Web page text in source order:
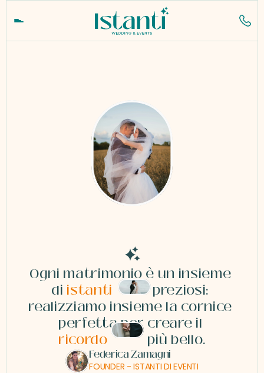
Federica Zamagni
FOUNDER - ISTANTI DI EVENTI
Ogni matrimonio è un insieme
di istanti
  preziosi:
realizziamo insieme la cornice
perfetta per creare il
ricordo più bello.